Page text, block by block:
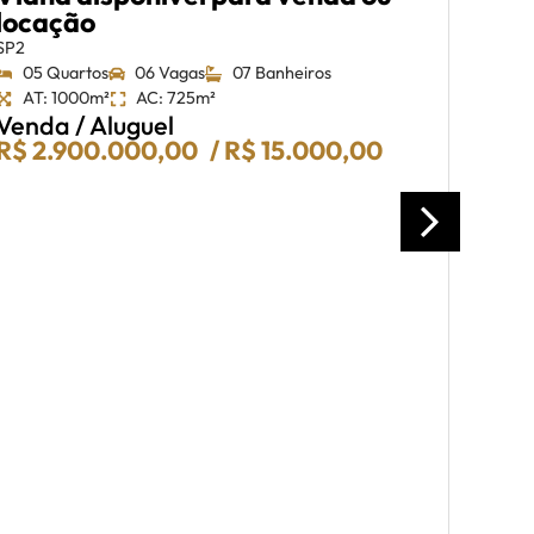
05 Quartos
06 Vagas
07 Banheiros
AT: 1000m²
AC: 725m²
/ Aluguel
2.900.000,00 / R$ 15.000,00